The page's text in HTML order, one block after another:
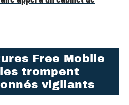
Free Mobile
trompent
vigilants